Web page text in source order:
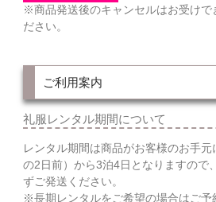
※商品発送後のキャンセルはお受けで
ださい。
ご利用案内
礼服レンタル期間について
レンタル期間は商品がお客様のお手
の2日前）から3泊4日となりますので
ずご発送ください。
※長期レンタルをご希望の場合はご予